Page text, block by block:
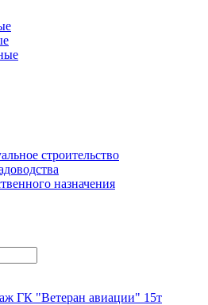
строительство
назначения
ГК "Ветеран авиации" 15т